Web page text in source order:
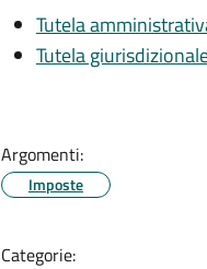
Tutela
Tutela
Argomenti:
Imposte
Categorie: